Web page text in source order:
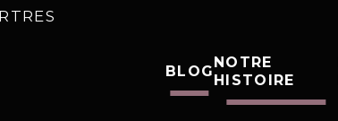
BLOG
NOTRE
HISTOIRE